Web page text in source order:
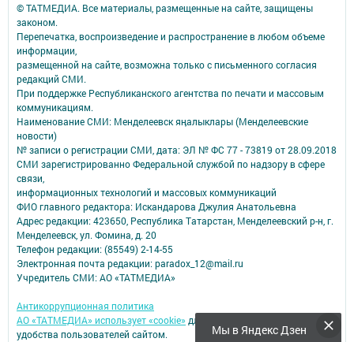
Мы в Яндекс Дзен
© ТАТМЕДИА. Все материалы, размещенные на сайте, защищены
законом.
Перепечатка, воспроизведение и распространение в любом объеме
информации,
размещенной на сайте, возможна только с письменного согласия
редакций СМИ.
При поддержке Республиканского агентства по печати и массовым
коммуникациям.
Наименование СМИ: Менделеевск яӊалыклары (Менделеевские
новости)
№ записи о регистрации СМИ, дата: ЭЛ № ФС 77 - 73819 от 28.09.2018
СМИ зарегистрированно Федеральной службой по надзору в сфере
связи,
информационных технологий и массовых коммуникаций
ФИО главного редактора: Искандарова Джулия Анатольевна
Адрес редакции: 423650, Республика Татарстан, Менделеевский р-н, г.
Менделеевск, ул. Фомина, д. 20
Телефон редакции: (85549) 2-14-55
Электронная почта редакции: paradox_12@mail.ru
Учредитель СМИ: АО «ТАТМЕДИА»
Антикоррупционная политика
АО «ТАТМЕДИА» использует «cookie» для персонализации сервисов и
удобства пользователей сайтом.